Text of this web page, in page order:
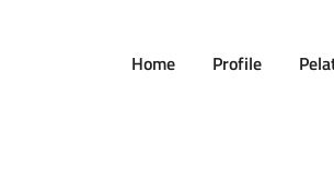
Home Profile